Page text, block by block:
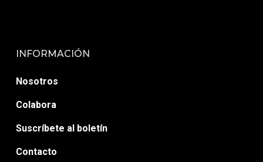
INFORMACIÓN
Nosotros
Colabora
Suscríbete al boletín
Contacto